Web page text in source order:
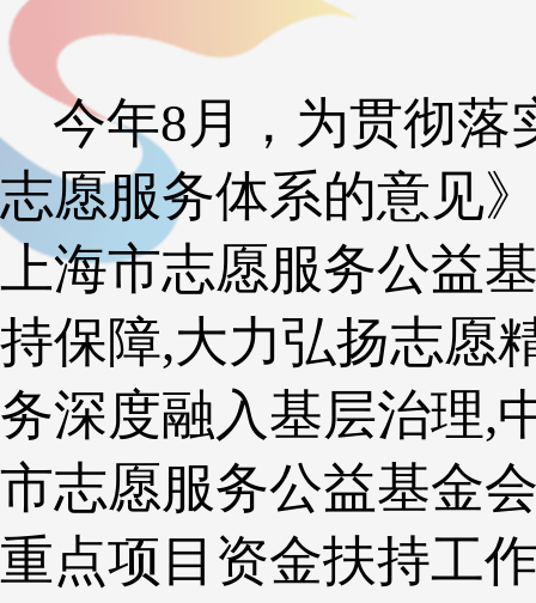
今年8月，为贯彻落
志愿服务体系的意见
上海市志愿服务公益
持保障,大力弘扬志愿
务深度融入基层治理,
市志愿服务公益基金
重点项目资金扶持工